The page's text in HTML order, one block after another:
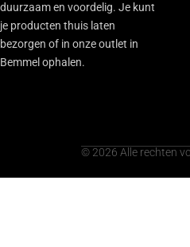
duurzaam en voordelig. Je kunt
je producten thuis laten
bezorgen of in onze outlet in
Bemmel ophalen.
© 2026 Alle rechten